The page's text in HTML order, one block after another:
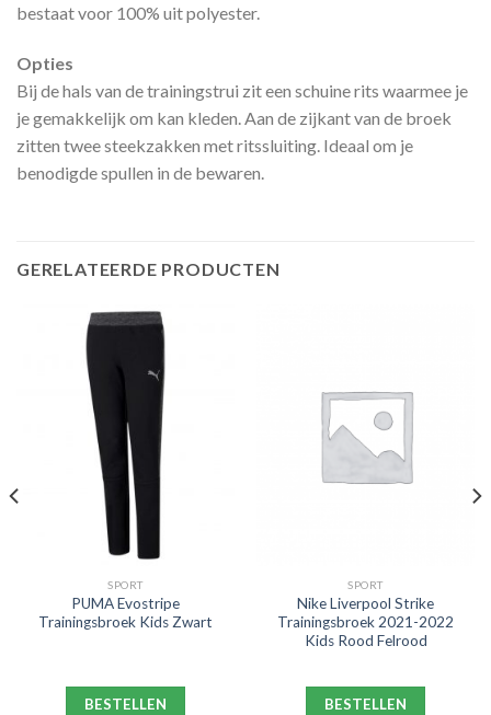
bestaat voor 100% uit polyester.
Opties
Bij de hals van de trainingstrui zit een schuine rits waarmee je
je gemakkelijk om kan kleden. Aan de zijkant van de broek
zitten twee steekzakken met ritssluiting. Ideaal om je
benodigde spullen in de bewaren.
GERELATEERDE PRODUCTEN
SPORT
PUMA Evostripe
Trainingsbroek Kids Zwart
BESTELLEN
SPORT
Nike Liverpool Strike
Trainingsbroek 2021-2022
Kids Rood Felrood
BESTELLEN